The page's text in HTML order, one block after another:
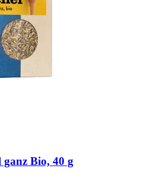
ganz Bio, 40 g